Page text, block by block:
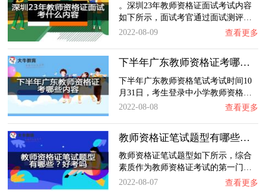
。深圳23年教师资格证面试考试内容
如下所示，面试考官通过面试测评…
2022-08-09
查看更多
下半年广东教师资格证考哪些内容？
下半年广东教师资格笔试考试时间10
月31日，考生登录中小学教师资格…
2022-08-08
查看更多
教师资格证笔试题型有哪些？好考吗？
教师资格证笔试题型如下所示，综合
素质作为教师资格证考试的第一门…
2022-08-07
查看更多